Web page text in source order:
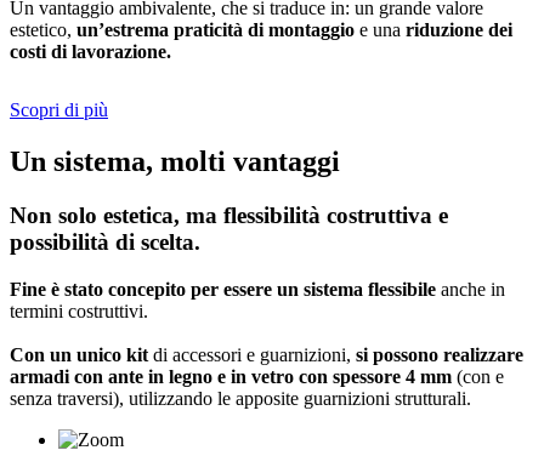
Un vantaggio ambivalente, che si traduce in: un grande valore
estetico, un’estrema praticità di montaggio e una riduzione dei
costi di lavorazione.
Scopri di più
Un sistema, molti vantaggi
Non solo estetica, ma flessibilità costruttiva e
possibilità di scelta.
Fine è stato concepito per essere un sistema flessibile anche in
termini costruttivi.
Con un unico kit di accessori e guarnizioni, si possono realizzare
armadi con ante in legno e in vetro con spessore 4 mm (con e
senza traversi), utilizzando le apposite guarnizioni strutturali.